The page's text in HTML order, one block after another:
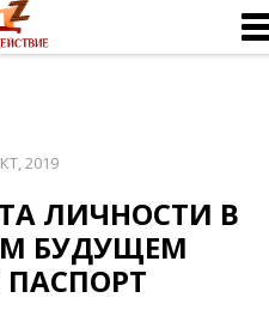
2019
ЛИЧНОСТИ В
БУДУЩЕМ